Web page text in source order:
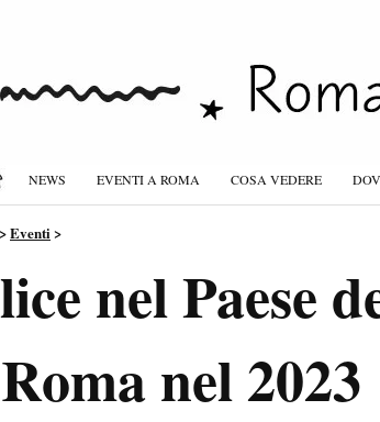
NEWS EVENTI A ROMA COSA VEDERE
>Eventi>
nel Paese
nel 2023